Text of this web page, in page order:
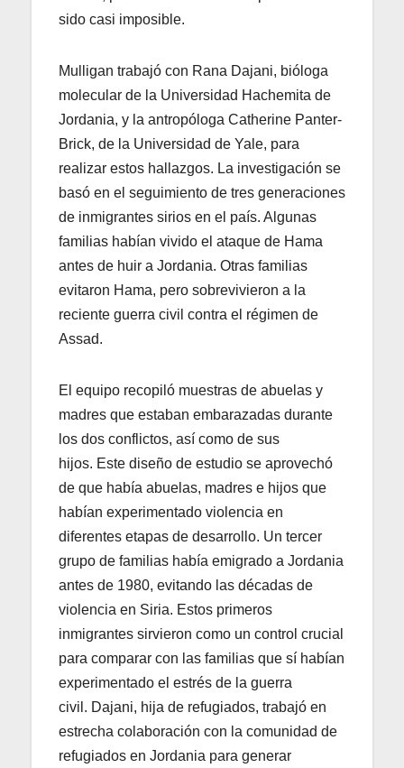
sido casi imposible.
Mulligan trabajó con Rana Dajani, bióloga
molecular de la Universidad Hachemita de
Jordania, y la antropóloga Catherine Panter-
Brick, de la Universidad de Yale, para
realizar estos hallazgos. La investigación se
basó en el seguimiento de tres generaciones
de inmigrantes sirios en el país. Algunas
familias habían vivido el ataque de Hama
antes de huir a Jordania. Otras familias
evitaron Hama, pero sobrevivieron a la
reciente guerra civil contra el régimen de
Assad.
El equipo recopiló muestras de abuelas y
madres que estaban embarazadas durante
los dos conflictos, así como de sus
hijos. Este diseño de estudio se aprovechó
de que había abuelas, madres e hijos que
habían experimentado violencia en
diferentes etapas de desarrollo. Un tercer
grupo de familias había emigrado a Jordania
antes de 1980, evitando las décadas de
violencia en Siria. Estos primeros
inmigrantes sirvieron como un control crucial
para comparar con las familias que sí habían
experimentado el estrés de la guerra
civil. Dajani, hija de refugiados, trabajó en
estrecha colaboración con la comunidad de
refugiados en Jordania para generar